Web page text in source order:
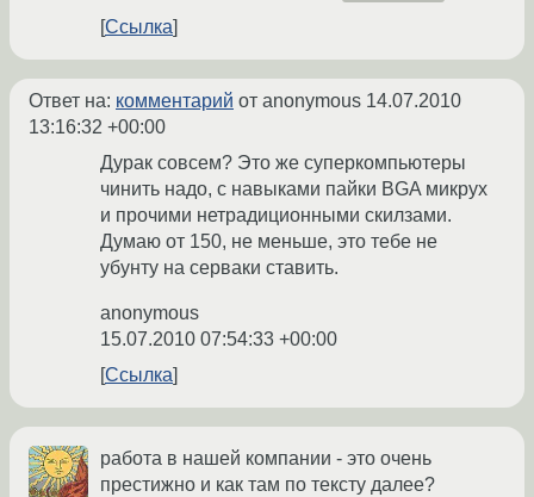
Ссылка
Ответ на: комментарий от anonymous 14.07.2010
13:16:32 +00:00
Дурак совсем? Это же суперкомпьютеры
чинить надо, с навыками пайки BGA микрух
и прочими нетрадиционными скилзами.
Думаю от 150, не меньше, это тебе не
убунту на серваки ставить.
anonymous
15.07.2010 07:54:33 +00:00
Ссылка
работа в нашей компании - это очень
престижно и как там по тексту далее?